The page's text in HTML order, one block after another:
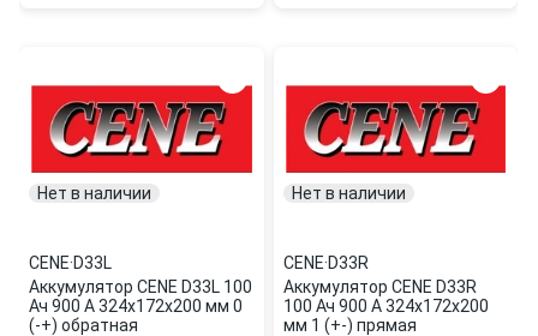
Нет в наличии
CENE·D33L
Аккумулятор CENE D33L 100
Ач 900 А 324x172x200 мм 0
(-+) обратная
Нет в наличии
CENE·D33R
Аккумулятор CENE D33R
100 Ач 900 А 324x172x200
мм 1 (+-) прямая